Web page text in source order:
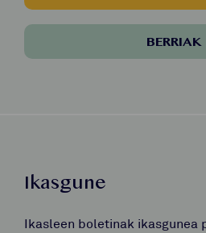
BERRIAK
Ikasgune
Ikasleen boletinak ikasgunea